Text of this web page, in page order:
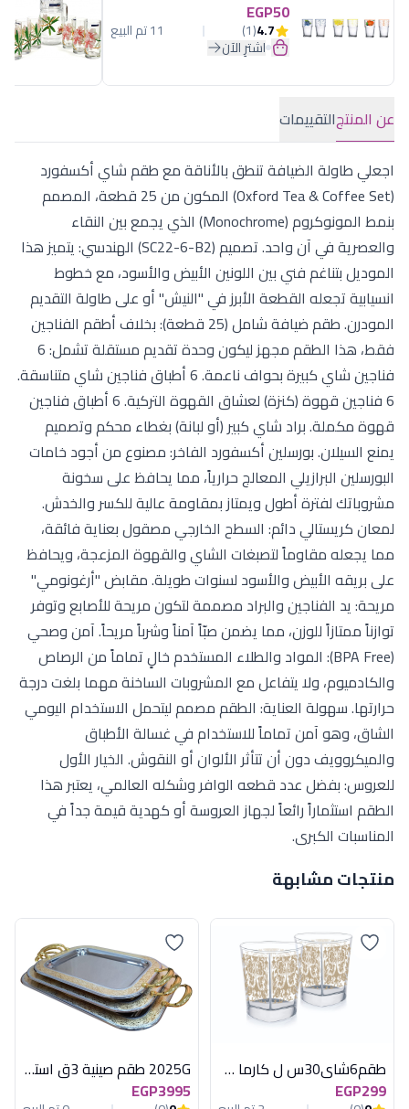
EGP50
4.7
(1) 11 تم البيع
اشترِ الآن
عن المنتجالتقييمات
اجعلي طاولة الضيافة تنطق بالأناقة مع طقم شاي أكسفورد
(Oxford Tea & Coffee Set) المكون من 25 قطعة، المصمم
بنمط المونوكروم (Monochrome) الذي يجمع بين النقاء
والعصرية في آن واحد. تصميم (SC22-6-B2) الهندسي: يتميز هذا
الموديل بتناغم فني بين اللونين الأبيض والأسود، مع خطوط
انسيابية تجعله القطعة الأبرز في "النيش" أو على طاولة التقديم
المودرن. طقم ضيافة شامل (25 قطعة): بخلاف أطقم الفناجين
فقط، هذا الطقم مجهز ليكون وحدة تقديم مستقلة تشمل: 6
فناجين شاي كبيرة بحواف ناعمة. 6 أطباق فناجين شاي متناسقة.
6 فناجين قهوة (كنزة) لعشاق القهوة التركية. 6 أطباق فناجين
قهوة مكملة. براد شاي كبير (أو لبانة) بغطاء محكم وتصميم
يمنع السيلان. بورسلين أكسفورد الفاخر: مصنوع من أجود خامات
البورسلين البرازيلي المعالج حرارياً، مما يحافظ على سخونة
مشروباتك لفترة أطول ويمتاز بمقاومة عالية للكسر والخدش.
لمعان كريستالي دائم: السطح الخارجي مصقول بعناية فائقة،
مما يجعله مقاوماً لتصبغات الشاي والقهوة المزعجة، ويحافظ
على بريقه الأبيض والأسود لسنوات طويلة. مقابض "أرغونومي"
مريحة: يد الفناجين والبراد مصممة لتكون مريحة للأصابع وتوفر
توازناً ممتازاً للوزن، مما يضمن صبّاً آمناً وشرباً مريحاً. آمن وصحي
(BPA Free): المواد والطلاء المستخدم خالٍ تماماً من الرصاص
والكادميوم، ولا يتفاعل مع المشروبات الساخنة مهما بلغت درجة
حرارتها. سهولة العناية: الطقم مصمم ليتحمل الاستخدام اليومي
الشاق، وهو آمن تماماً للاستخدام في غسالة الأطباق
والميكروويف دون أن تتأثر الألوان أو النقوش. الخيار الأول
للعروس: بفضل عدد قطعه الوافر وشكله العالمي، يعتبر هذا
الطقم استثماراً رائعاً لجهاز العروسة أو كهدية قيمة جداً في
المناسبات الكبرى.
منتجات مشابهة
طقم6شاى30س ل كارما دلتا لومينارك اماراتى
EGP299
2025G طقم صينية 3ق استانلس مستطيل دهبى
EGP3995